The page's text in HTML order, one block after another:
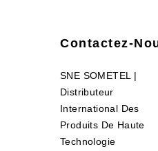
Contactez-
SNE SOMETEL |
Distributeur
International Des
Produits De Haute
Technologie